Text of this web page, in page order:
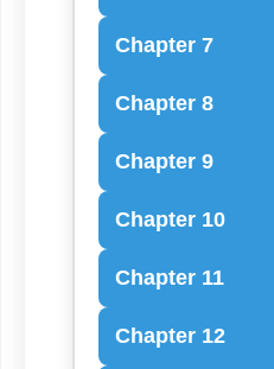
Chapter 7
Chapter 8
Chapter 9
Chapter 10
Chapter 11
Chapter 12